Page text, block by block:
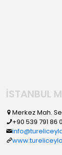
İSTANBUL
Merkez Mah.
+90 539 791 86